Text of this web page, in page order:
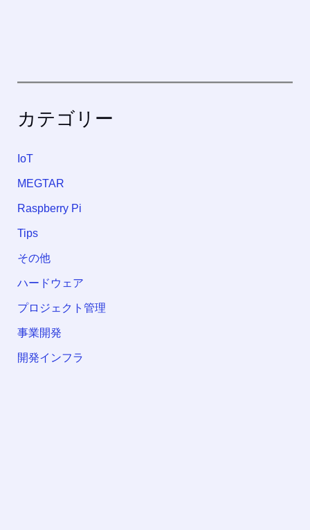
カテゴリー
IoT
MEGTAR
Raspberry Pi
Tips
その他
ハードウェア
プロジェクト管理
事業開発
開発インフラ